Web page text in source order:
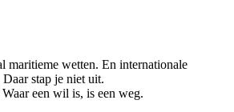
maritieme wetten. En internationale
stap je niet uit.
een wil is, is een weg.